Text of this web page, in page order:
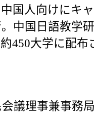
国人向けにキ
。中国日語教学
450大学に配
議理事兼事務